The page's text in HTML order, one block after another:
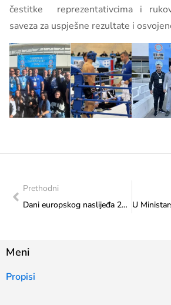
čestitke reprezentativcima i
saveza za uspješne rezultate i
Prethodni
Dani europskog naslijeđa 2024: Večer hrvatske pjesme u Sarajevu, 13. 11. u 19 sati u Velikoj dvorani Katoličkog školskog cetra „Sveti Josip“ u Sarajevu
Meni
Propisi